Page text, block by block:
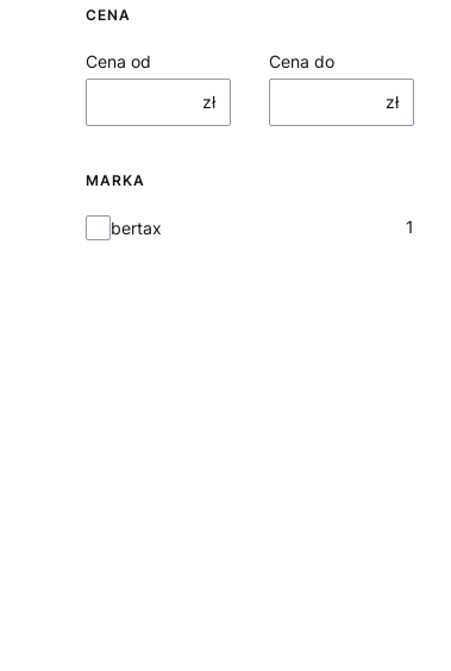
CENA
Cena od
zł
Cena do
zł
MARKA
Marka
bertax 1